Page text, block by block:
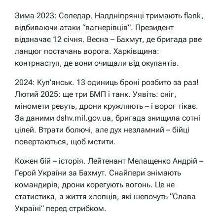
Зима 2023: Соледар. Наддніпрянці тримають flank,
відбиваючи атаки “вагнерівців”. Президент
відзначає 12 січня. Весна – Бахмут, де бригада рве
ланцюг постачань ворога. Харківщина:
контрнаступ, де вони очищали від окупантів.
2024: Куп’янськ. 13 одиниць броні розбито за раз!
Лютий 2025: ще три БМП і танк. Уявіть: сніг,
міномети ревуть, дрони кружляють – і ворог тікає.
За даними dshv.mil.gov.ua, бригада знищила сотні
цілей. Втрати болючі, але дух незламний – бійці
повертаються, щоб мстити.
Кожен бій – історія. Лейтенант Мелащенко Андрій –
Герой України за Бахмут. Снайпери знімають
командирів, дрони корегують вогонь. Це не
статистика, а життя хлопців, які шепочуть “Слава
Україні” перед стрибком.